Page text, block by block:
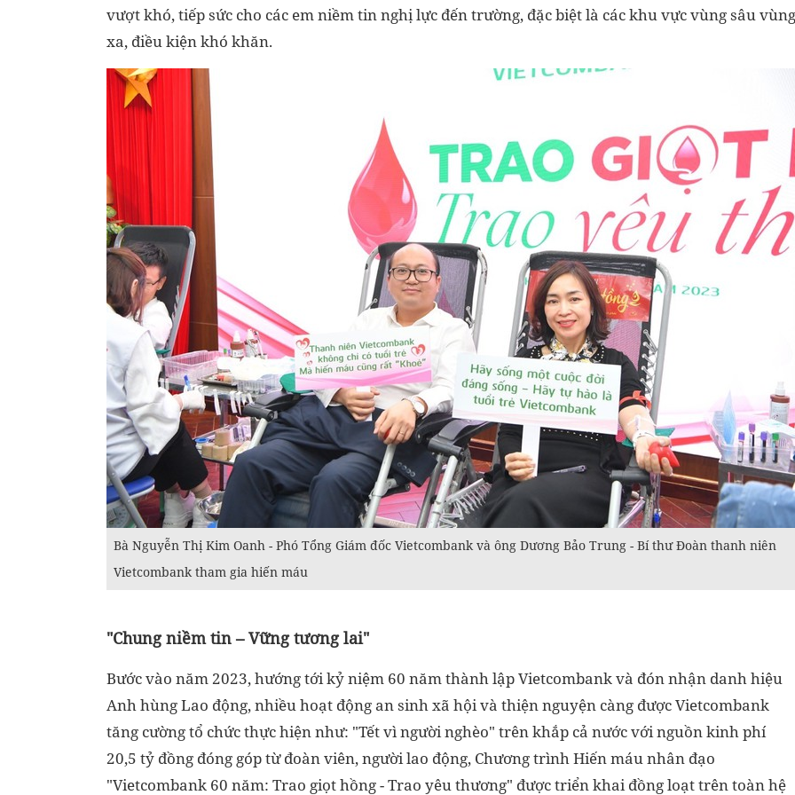
vượt khó, tiếp sức cho các em niềm tin nghị lực đến trường, đặc biệt là các khu vực vùng sâu vùng
xa, điều kiện khó khăn.
Bà Nguyễn Thị Kim Oanh - Phó Tổng Giám đốc Vietcombank và ông Dương Bảo Trung - Bí thư Đoàn thanh niên
Vietcombank tham gia hiến máu
"Chung niềm tin – Vững tương lai"
Bước vào năm 2023, hướng tới kỷ niệm 60 năm thành lập Vietcombank và đón nhận danh hiệu
Anh hùng Lao động, nhiều hoạt động an sinh xã hội và thiện nguyện càng được Vietcombank
tăng cường tổ chức thực hiện như: "Tết vì người nghèo" trên khắp cả nước với nguồn kinh phí
20,5 tỷ đồng đóng góp từ đoàn viên, người lao động, Chương trình Hiến máu nhân đạo
"Vietcombank 60 năm: Trao giọt hồng - Trao yêu thương" được triển khai đồng loạt trên toàn hệ